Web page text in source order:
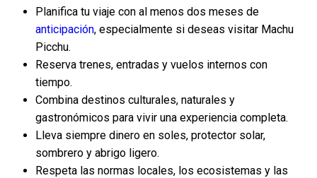
Planifica tu viaje con al menos dos meses de
anticipación, especialmente si deseas visitar Machu
Picchu.
Reserva trenes, entradas y vuelos internos con
tiempo.
Combina destinos culturales, naturales y
gastronómicos para vivir una experiencia completa.
Lleva siempre dinero en soles, protector solar,
sombrero y abrigo ligero.
Respeta las normas locales, los ecosistemas y las